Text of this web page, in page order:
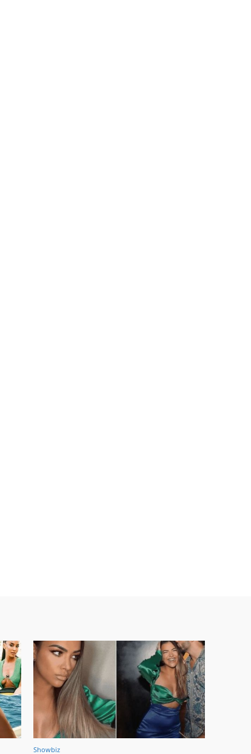
Showbiz